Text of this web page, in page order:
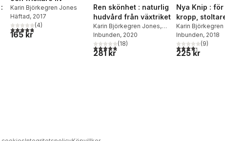
röster:
Karin Björkegren Jones
Häftad, 2017
4,8utav 5 stjärnor. Totalt antal röster:
(4)
165 kr
Ren skönhet : naturlig
hudvård från växtriket
Karin Björkegren Jones,
Lena Losciale
Inbunden, 2020
4,8utav 5 stjärnor. Totalt antal röster:
(18)
281 kr
Nya Knip :
kropp,
hållning,
Karin
Inbunden, 2018
4,3utav 5(9)
225 kr